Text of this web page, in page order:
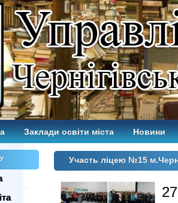
Заклади освіти міста Новини
Участь ліцею №15